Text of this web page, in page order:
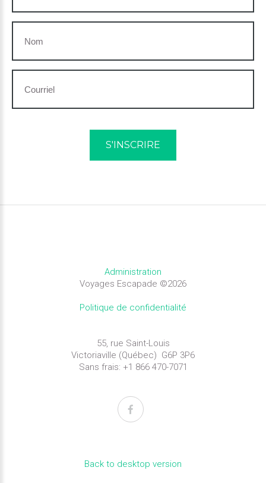
Administration
Voyages Escapade ©2026
Politique de confidentialité
55, rue Saint-Louis
Victoriaville (Québec) G6P 3P6
Sans frais: +1 866 470-7071
Back to desktop version